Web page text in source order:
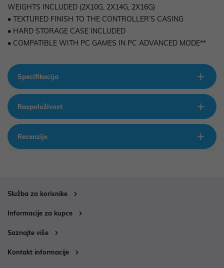
WEIGHTS INCLUDED (2X10G, 2X14G, 2X16G)
• TEXTURED FINISH TO THE CONTROLLER’S CASING
• HARD STORAGE CASE INCLUDED
• COMPATIBLE WITH PC GAMES IN PC ADVANCED MODE**
Specifikacija
Raspoloživost
Recenzije
Služba za korisnike
Informacije za kupce
Saznajte više
Kontakt informacije